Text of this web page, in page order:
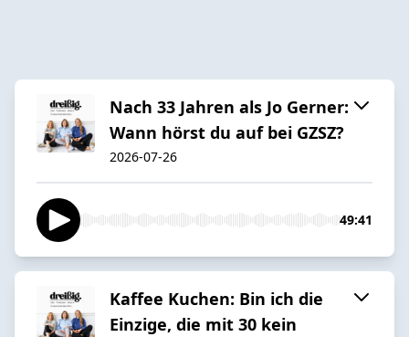
Nach 33 Jahren als Jo Gerner:
Wann hörst du auf bei GZSZ?
2026-07-26
49:41
Kaffee Kuchen: Bin ich die
Einzige, die mit 30 kein